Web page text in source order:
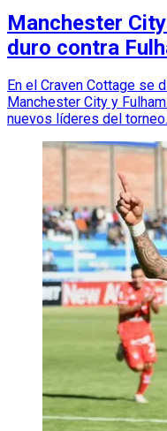
Manchester
duro contra
En el Craven Cottage se
Manchester City y
nuevos líderes del torneo.